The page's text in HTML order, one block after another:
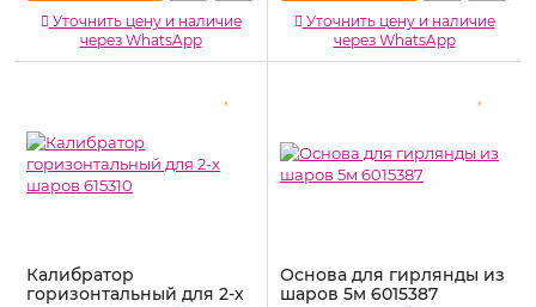
Уточнить цену и наличие
через WhatsApp
Уточнить цену и наличие
через WhatsApp
Калибратор
горизонтальный для 2-х
Основа для гирлянды из
шаров 5м 6015387